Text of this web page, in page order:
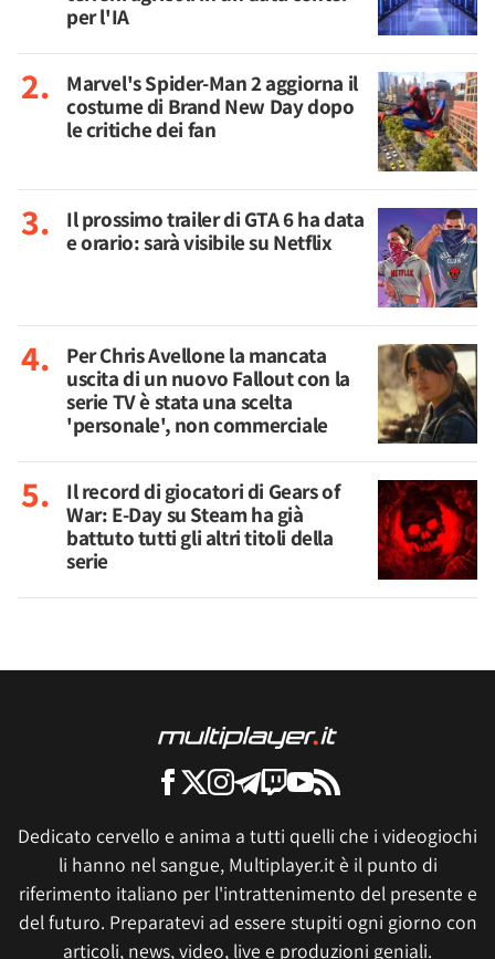
per l'IA
Marvel's Spider-Man 2 aggiorna il
costume di Brand New Day dopo
le critiche dei fan
Il prossimo trailer di GTA 6 ha data
e orario: sarà visibile su Netflix
Per Chris Avellone la mancata
uscita di un nuovo Fallout con la
serie TV è stata una scelta
'personale', non commerciale
Il record di giocatori di Gears of
War: E-Day su Steam ha già
battuto tutti gli altri titoli della
serie
Dedicato cervello e anima a tutti quelli che i videogiochi
li hanno nel sangue, Multiplayer.it è il punto di
riferimento italiano per l'intrattenimento del presente e
del futuro. Preparatevi ad essere stupiti ogni giorno con
articoli, news, video, live e produzioni geniali.